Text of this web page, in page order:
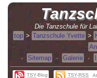
Die Tanzschule für
top > Tanzschule Yvette >
·
Sitemap · Galerie ·
TSY-Blog TSY-RSS